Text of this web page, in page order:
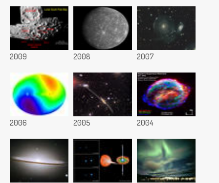
2009 2008 2007
2006 2005 2004